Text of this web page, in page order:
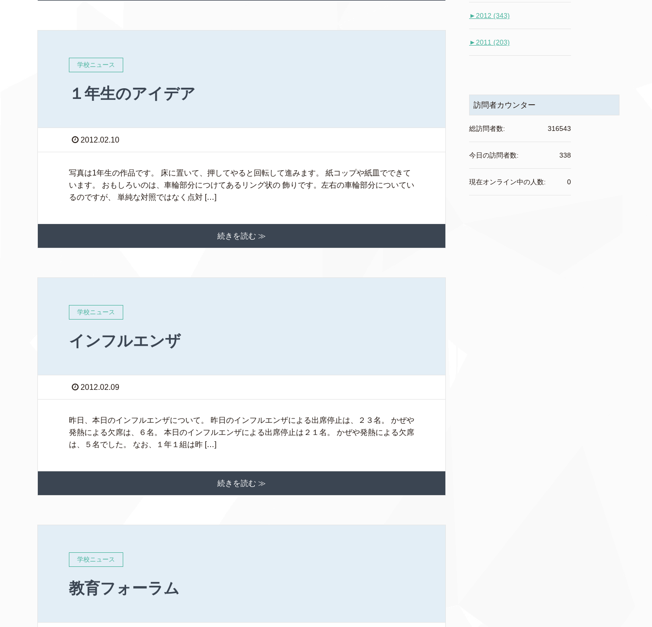
学校ニュース
１年生のアイデア
2012.02.10
写真は1年生の作品です。 床に置いて、押してやると回転して進みます。 紙コップや紙皿でできて
います。 おもしろいのは、車輪部分につけてあるリング状の 飾りです。左右の車輪部分についてい
るのですが、 単純な対照ではなく点対 […]
続きを読む ≫
学校ニュース
インフルエンザ
2012.02.09
昨日、本日のインフルエンザについて。 昨日のインフルエンザによる出席停止は、２３名。 かぜや
発熱による欠席は、６名。 本日のインフルエンザによる出席停止は２１名。 かぜや発熱による欠席
は、５名でした。 なお、１年１組は昨 […]
続きを読む ≫
学校ニュース
教育フォーラム
► 2012 (343)
► 2011 (203)
訪問者カウンター
316543
総訪問者数:
338
今日の訪問者数:
0
現在オンライン中の人数: